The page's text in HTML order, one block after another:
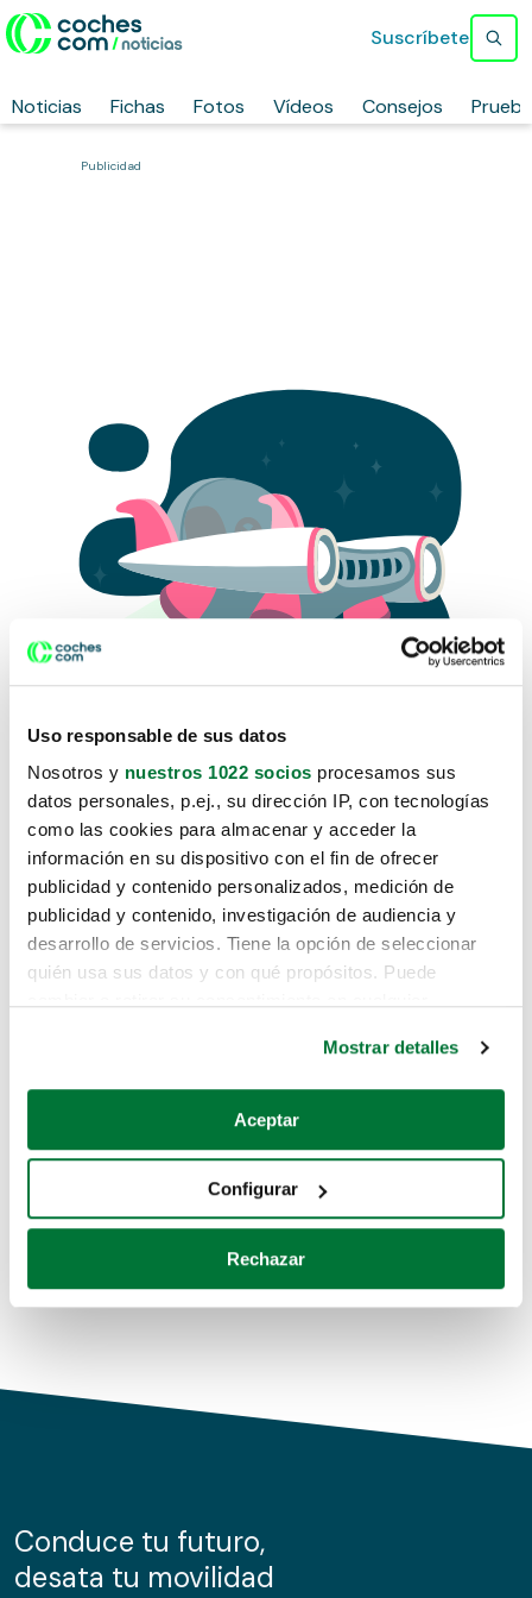
Uso responsable de sus datos
Nosotros y nuestros 1022 socios procesamos sus
datos personales, p.ej., su dirección IP, con tecnologías
como las cookies para almacenar y acceder la
información en su dispositivo con el fin de ofrecer
publicidad y contenido personalizados, medición de
publicidad y contenido, investigación de audiencia y
desarrollo de servicios. Tiene la opción de seleccionar
quién usa sus datos y con qué propósitos. Puede
Si lo permite, también quisiéramos:
Recopilar información sobre su ubicación geográfica
Identificar su dispositivo analizándolo activamente
para buscar características específicas (huellas
Obtenga más información sobre cómo se procesan sus
de cookies.
información sobre el uso que haga del sitio web con
nuestros partners de redes sociales, publicidad y análisis
Mostrar detalles
Aceptar
Configurar
Rechazar
Noticias Fichas Fotos Vídeos Consejos
Suscríbete
Publicidad
Lo sentimos, no sabemos como
te hemos traido hasta aquí.
Pero puedes encontrar el coche que estás
buscando en alguno de estos enlaces:
Coches de segunda mano
Coches de km0
Conduce tu futuro,
desata tu movilidad